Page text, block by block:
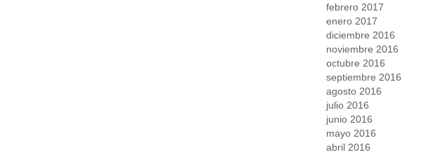
febrero 2017
enero 2017
diciembre 2016
noviembre 2016
octubre 2016
septiembre 2016
agosto 2016
julio 2016
junio 2016
mayo 2016
abril 2016